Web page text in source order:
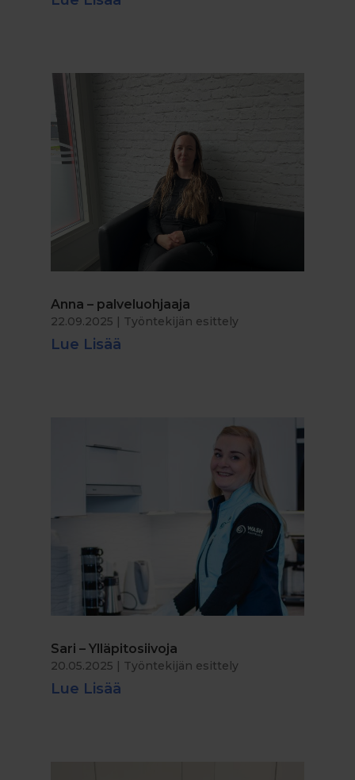
Anna – palveluohjaaja
22.09.2025 | Työntekijän esittely
Lue Lisää
Sari – Ylläpitosiivoja
20.05.2025 | Työntekijän esittely
Lue Lisää